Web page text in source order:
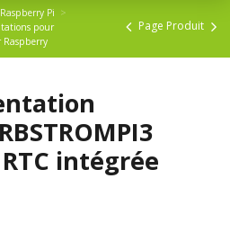
Raspberry Pi
pour
Raspberry
Page Produit
intégrée